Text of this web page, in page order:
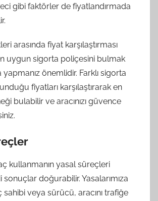
gibi faktörler de fiyatlandırmada
arasında fiyat karşılaştırması
uygun sigorta poliçesini bulmak
yapmanız önemlidir. Farklı sigorta
fiyatları karşılaştırarak en
bulabilir ve aracınızı güvence
kullanmanın yasal süreçleri
doğurabilir. Yasalarımıza
veya sürücü, aracını trafiğe